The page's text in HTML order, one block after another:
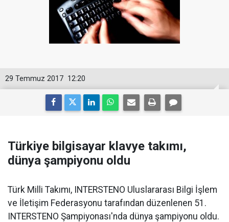
12:20
29 Temmuz 2017
Türkiye bilgisayar klavye takımı,
dünya şampiyonu oldu
Türk Milli Takımı, INTERSTENO Uluslararası Bilgi İşlem
ve İletişim Federasyonu tarafından düzenlenen 51.
INTERSTENO Şampiyonası'nda dünya şampiyonu oldu.